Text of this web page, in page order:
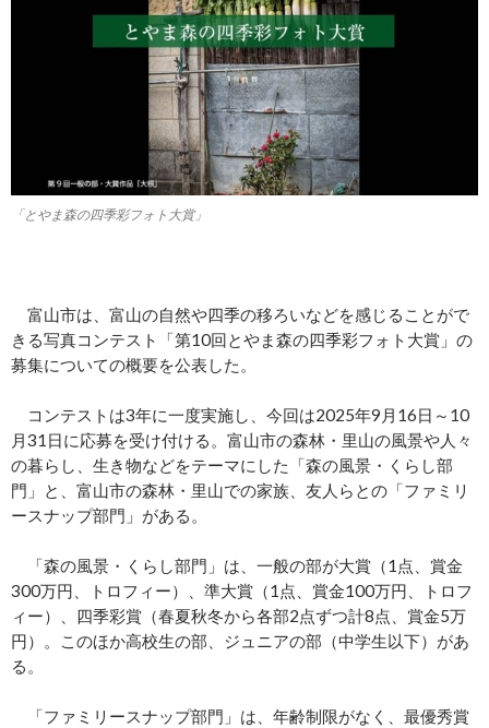
「とやま森の四季彩フォト大賞」
富山市は、富山の自然や四季の移ろいなどを感じることがで
きる写真コンテスト「第10回とやま森の四季彩フォト大賞」の
募集についての概要を公表した。
コンテストは3年に一度実施し、今回は2025年9月16日～10
月31日に応募を受け付ける。富山市の森林・里山の風景や人々
の暮らし、生き物などをテーマにした「森の風景・くらし部
門」と、富山市の森林・里山での家族、友人らとの「ファミリ
ースナップ部門」がある。
「森の風景・くらし部門」は、一般の部が大賞（1点、賞金
300万円、トロフィー）、準大賞（1点、賞金100万円、トロフ
ィー）、四季彩賞（春夏秋冬から各部2点ずつ計8点、賞金5万
円）。このほか高校生の部、ジュニアの部（中学生以下）があ
る。
「ファミリースナップ部門」は、年齢制限がなく、最優秀賞